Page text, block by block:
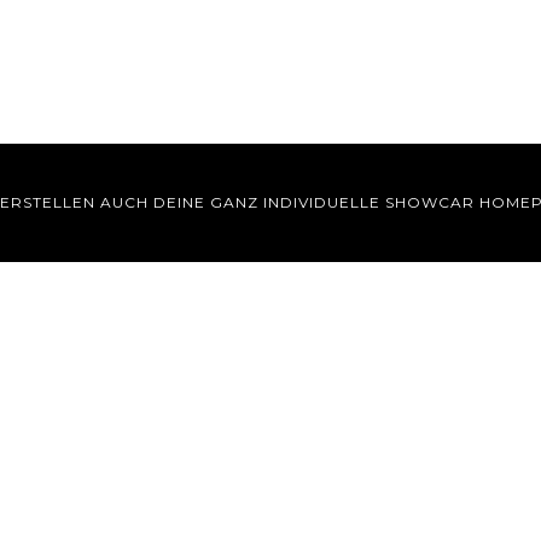
AUCH DEINE GANZ INDIVIDUELLE SHOWCAR